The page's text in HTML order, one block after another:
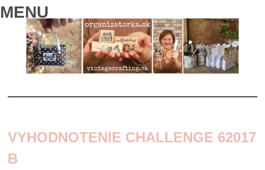
MENU
CONTENT
VYHODNOTENIE CHALLENGE 62017
B